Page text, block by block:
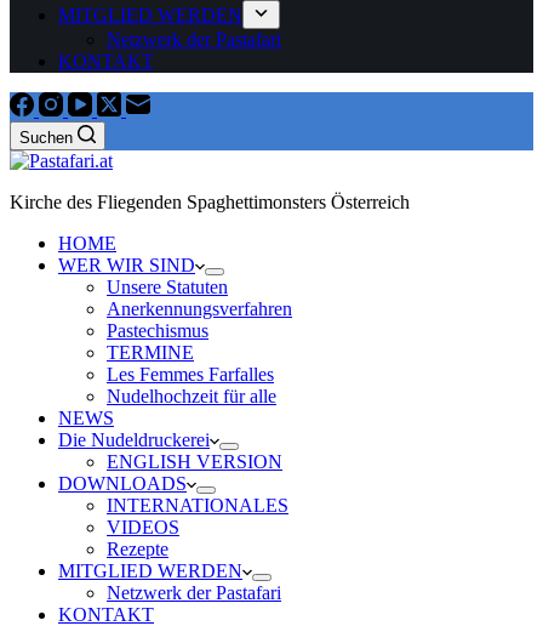
MITGLIED WERDEN
Netzwerk der Pastafari
KONTAKT
Suchen
Kirche des Fliegenden Spaghettimonsters Österreich
HOME
WER WIR SIND
Unsere Statuten
Anerkennungsverfahren
Pastechismus
TERMINE
Les Femmes Farfalles
Nudelhochzeit für alle
NEWS
Die Nudeldruckerei
ENGLISH VERSION
DOWNLOADS
INTERNATIONALES
VIDEOS
Rezepte
MITGLIED WERDEN
Netzwerk der Pastafari
KONTAKT